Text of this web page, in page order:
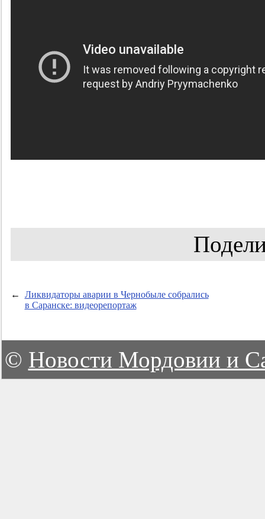
←
Ликвидаторы аварии в Чернобыле собрались
в Саранске: видеорепортаж
© Новости Мордовии и